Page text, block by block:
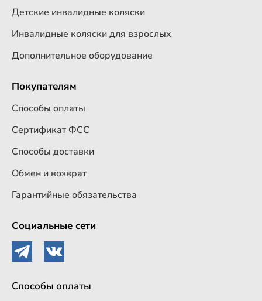
Детские инвалидные коляски
Инвалидные коляски для взрослых
Дополнительное оборудование
Покупателям
Способы оплаты
Сертификат ФСС
Способы доставки
Обмен и возврат
Гарантийные обязательства
Социальные сети
Способы оплаты